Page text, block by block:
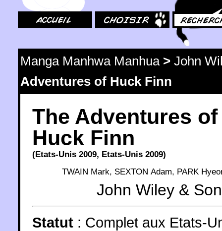
Manga Manhwa Manhua> John
Adventures of Huck Finn
The Adventures of
Huck Finn
(Etats-Unis 2009, Etats-Unis 2009)
TWAIN Mark, SEXTON Adam, PARK
John Wiley &
Statut : Complet aux Etats-